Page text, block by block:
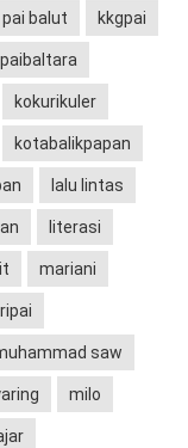
pai balut kkgpai
kokurikuler
kotabalikpapan
lalu lintas
literasi
mariani
saw
milo